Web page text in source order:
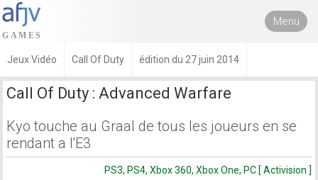
Menu
Jeux Vidéo Call Of Duty édition du 27 juin 2014
Call Of Duty : Advanced Warfare
Kyo touche au Graal de tous les joueurs en se
rendant a l'E3
PS3, PS4, Xbox 360, Xbox One, PC [ Activision ]